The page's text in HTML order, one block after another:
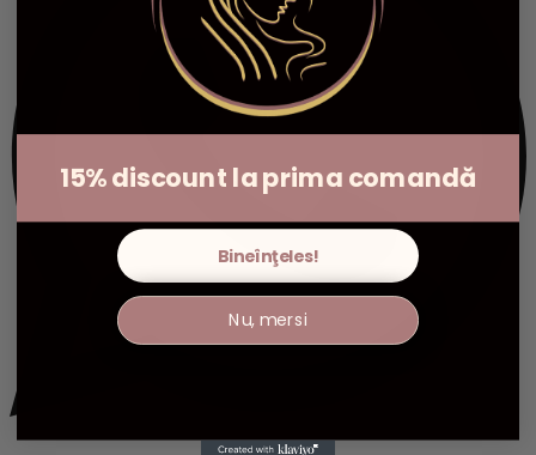
15% discount la prima comandă
Bineînţeles!
Nu, mersi